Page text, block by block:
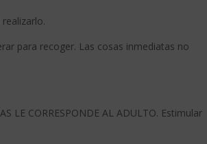
realizarlo.
para recoger. Las cosas inmediatas no
LE CORRESPONDE AL ADULTO. Estimular